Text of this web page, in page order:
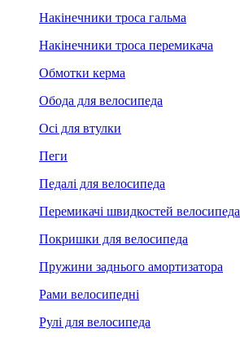
Накінечники троса гальма
Накінечники троса перемикача
Обмотки керма
Обода для велосипеда
Осі для втулки
Пеги
Педалі для велосипеда
Перемикачі швидкостей велосипеда
Покришки для велосипеда
Пружини заднього амортизатора
Рами велосипедні
Рулі для велосипеда